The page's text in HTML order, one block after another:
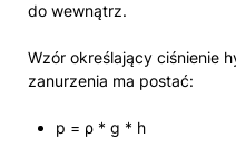
do wewnątrz.
Wzór określający ciśnienie
zanurzenia ma postać:
p = ρ * g * h